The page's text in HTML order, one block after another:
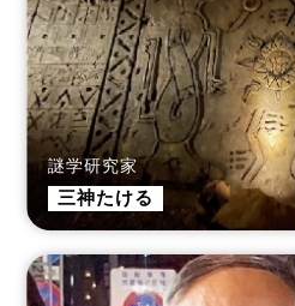
謎学研究家
三神たける